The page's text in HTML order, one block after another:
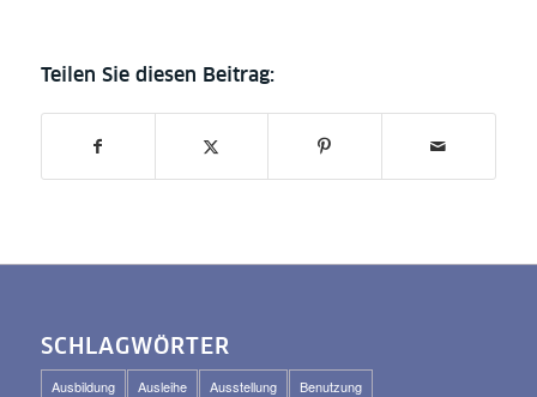
SCHLAGWÖRTER
Ausbildung Ausleihe Ausstellung
Benutzung